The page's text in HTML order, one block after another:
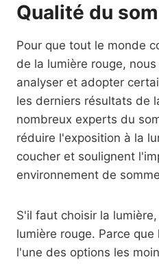
Qualité du
Pour que tout le monde
de la lumière rouge,
analyser et adopter
les derniers résultats de
nombreux experts du
réduire l'exposition à la
coucher et soulignent
environnement de
S'il faut choisir la
lumière rouge. Parce
l'une des options les